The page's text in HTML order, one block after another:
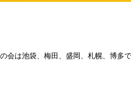
会は池袋、梅田、盛岡、札幌、博多